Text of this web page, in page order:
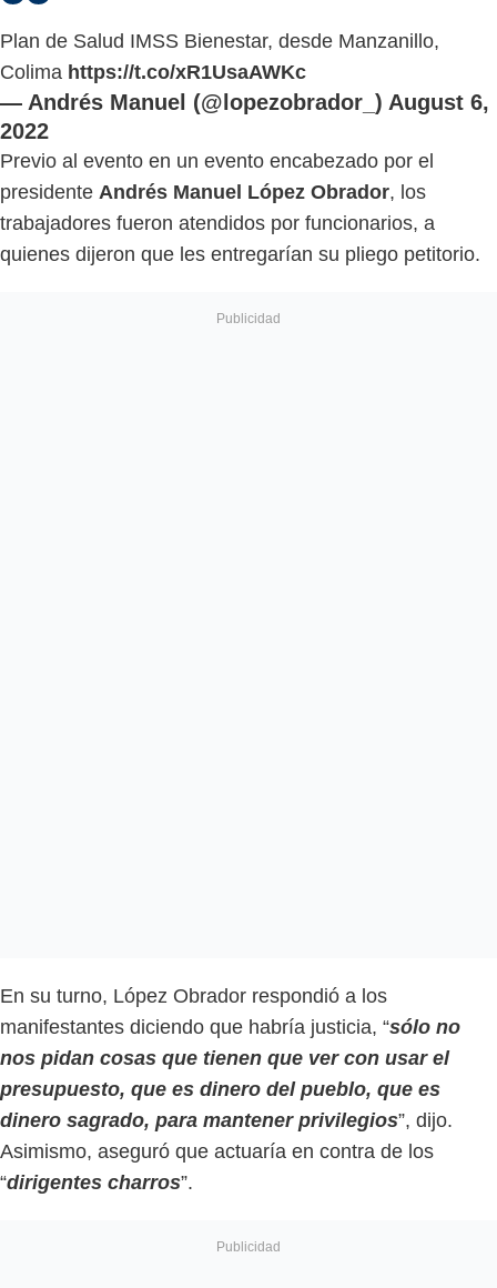
Plan de Salud IMSS Bienestar, desde Manzanillo,
Colima https://t.co/xR1UsaAWKc
— Andrés Manuel (@lopezobrador_) August 6,
2022
Previo al evento en un evento encabezado por el
presidente Andrés Manuel López Obrador, los
trabajadores fueron atendidos por funcionarios, a
quienes dijeron que les entregarían su pliego petitorio.
En su turno, López Obrador respondió a los
manifestantes diciendo que habría justicia, “sólo no
nos pidan cosas que tienen que ver con usar el
presupuesto, que es dinero del pueblo, que es
dinero sagrado, para mantener privilegios”, dijo.
Asimismo, aseguró que actuaría en contra de los
“dirigentes charros”.